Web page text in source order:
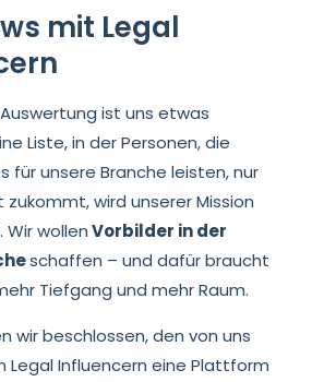
mit Legal
ist uns etwas
Liste, in der Personen, die
für unsere Branche leisten, nur
zukommt, wird unserer Mission
wollenVorbilder in der
schaffen – und dafür braucht
Tiefgang und mehr Raum.
wir beschlossen, den von uns
Legal Influencern eine Plattform